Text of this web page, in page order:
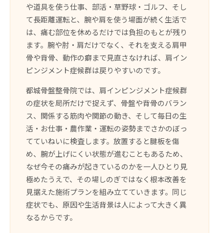
や道具を使う仕事、部活・草野球・ゴルフ、そし
て長距離運転と、腕や肩を使う場面が続く生活で
は、痛む部位を休めるだけでは負担のもとが残り
ます。腕や肘・肩だけでなく、それを支える肩甲
骨や背骨、動作の癖まで見直さなければ、肩イン
ピンジメント症候群は戻りやすいのです。
都城骨盤整骨院では、肩インピンジメント症候群
の症状を局所だけで捉えず、骨盤や背骨のバラン
ス、関係する筋肉や関節の動き、そして毎日の生
活・お仕事・農作業・運転の姿勢までさかのぼっ
てていねいに検査します。放置すると腱板を傷
め、腕が上げにくい状態が進むこともあるため、
なぜ今その痛みが起きているのかを一人ひとり見
極めたうえで、その場しのぎではなく根本改善を
見据えた施術プランを組み立てていきます。同じ
症状でも、原因や生活背景は人によって大きく異
なるからです。